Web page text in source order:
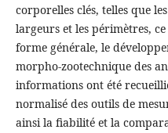
corporelles clés, telles que
largeurs et les périmètres,
forme générale, le
morpho-zootechnique des
informations ont été
normalisé des outils de
ainsi la fiabilité et la